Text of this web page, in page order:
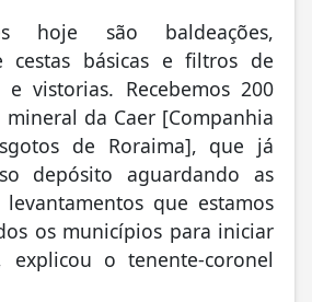
hoje são baldeações,
cestas básicas e filtros de
e vistorias. Recebemos 200
da Caer [Companhia
de Roraima], que já
depósito aguardando as
que estamos
os municípios para iniciar
explicou o tenente-coronel